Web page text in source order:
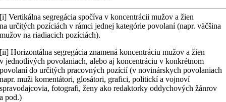
[i] Vertikálna segregácia spočíva v koncentrácii mužov a žien
na určitých pozíciách v rámci jednej kategórie povolaní (napr. väčšina
mužov na riadiacich pozíciách).
[ii] Horizontálna segregácia znamená koncentráciu mužov a žien
v jednotlivých povolaniach, alebo aj koncentráciu v konkrétnom
povolaní do určitých pracovných pozícií (v novinárskych povolaniach
napr. muži komentátori, glosátori, grafici, politickí a vojnoví
spravodajcovia, fotografi, ženy ako redaktorky oddychových žánrov
a pod.)